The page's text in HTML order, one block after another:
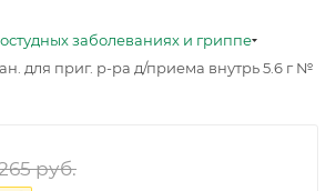
заболеваниях и гриппе
для приг. р-ра д/приема внутрь 5.6 г №
руб.